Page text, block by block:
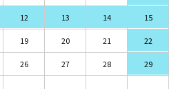
12 13 14 15
19 20 21 22
26 27 28 29